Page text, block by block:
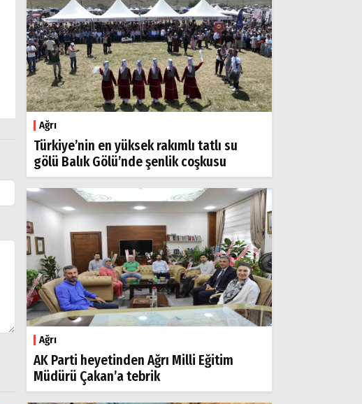
Ağrı
Türkiye’nin en yüksek rakımlı tatlı su
gölü Balık Gölü’nde şenlik coşkusu
Ağrı
AK Parti heyetinden Ağrı Milli Eğitim
Müdürü Çakan’a tebrik